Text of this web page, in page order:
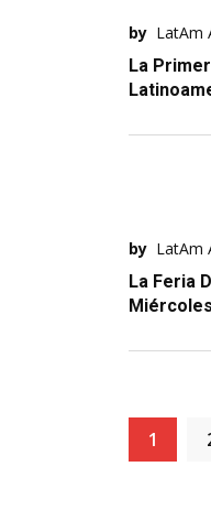
by LatAm
La
by LatAm
La Feria
1